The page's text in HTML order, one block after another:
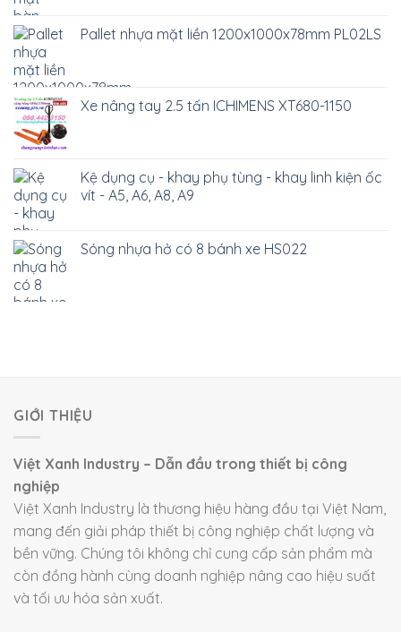
Pallet nhựa mặt liền 1200x1000x78mm PL02LS
Xe nâng tay 2.5 tấn ICHIMENS XT680-1150
Kệ dụng cụ - khay phụ tùng - khay linh kiện ốc
vít - A5, A6, A8, A9
Sóng nhựa hở có 8 bánh xe HS022
GIỚI THIỆU
Việt Xanh Industry – Dẫn đầu trong thiết bị công
nghiệp
Việt Xanh Industry là thương hiệu hàng đầu tại Việt Nam,
mang đến giải pháp thiết bị công nghiệp chất lượng và
bền vững. Chúng tôi không chỉ cung cấp sản phẩm mà
còn đồng hành cùng doanh nghiệp nâng cao hiệu suất
và tối ưu hóa sản xuất.